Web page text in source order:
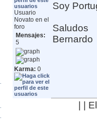
Usuario
Novato en el
foro
Mensajes:
5
Karma: 0
Soy
Saludos
Bernardo
| |